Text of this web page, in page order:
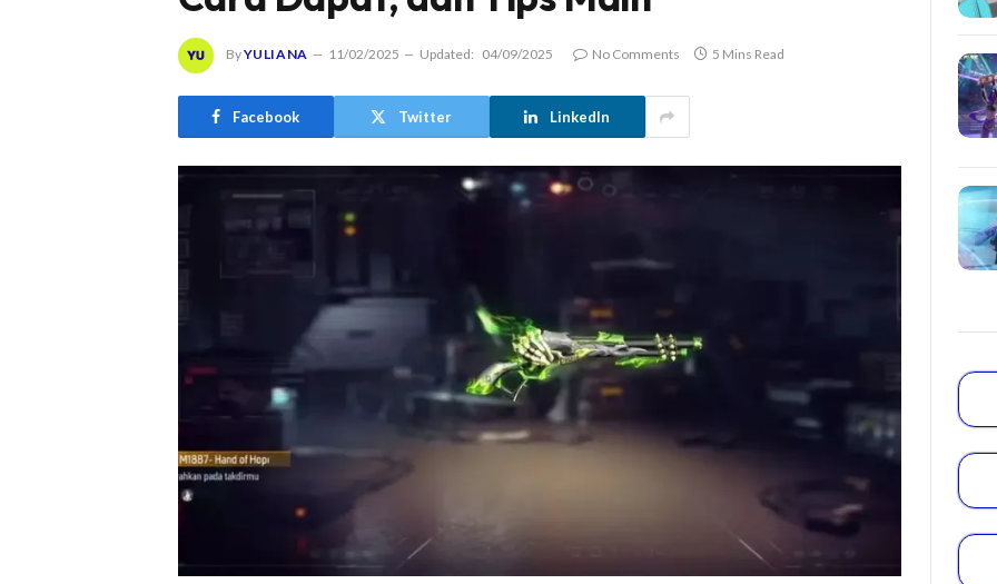
ByYULIANA 11/02/2025 Updated: 04/09/2025 No Comments 5 Mins Read
Facebook Twitter LinkedIn